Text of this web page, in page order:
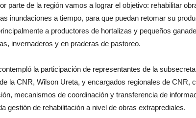
parte de la región vamos a lograr el objetivo: rehabilitar
inundaciones a tiempo, para que puedan retomar su
a productores de hortalizas y pequeños
invernaderos y en praderas de pastoreo.
la participación de representantes de la
la CNR, Wilson Ureta, y encargados regionales de CNR,
mecanismos de coordinación y transferencia de
gestión de rehabilitación a nivel de obras extraprediales.